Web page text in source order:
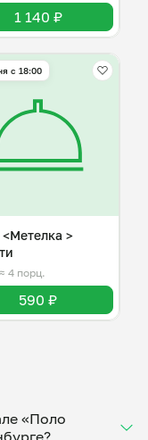
1 140 ₽
с 18:00
>
≈ 4 порц.
590 ₽
«Поло